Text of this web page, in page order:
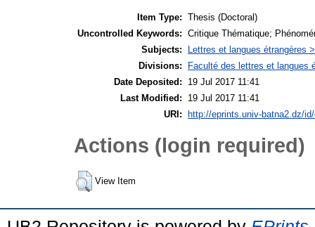
Item Type: Thesis (Doctoral)
Uncontrolled Keywords: Critique Thématique;
Subjects:
Lettres et langues étrangères
Divisions:
Faculté des lettres et langues
Date Deposited:
19 Jul 2017 11:41
Last Modified:
19 Jul 2017 11:41
URI:
http://eprints.univ-batna2.dz/
Actions (login required)
View Item